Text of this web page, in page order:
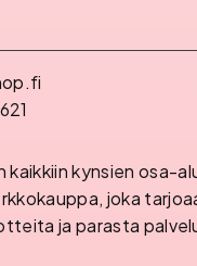
kaikkiin kynsien osa-
joka
ja parasta